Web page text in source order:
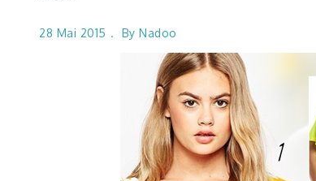
28 Mai 2015 By Nadoo